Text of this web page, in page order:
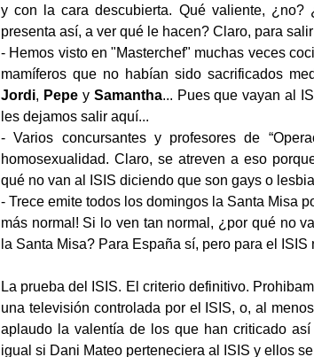
y con la cara descubierta. Qué valiente,
presenta así, a ver qué le hacen? Claro, para
- Hemos visto en "Masterchef" muchas veces
mamíferos que no habían sido sacrificados
Jordi, Pepe y Samantha... Pues que vayan al
les dejamos salir aquí...
- Varios concursantes y profesores de
homosexualidad. Claro, se atreven a eso
qué no van al ISIS diciendo que son gays o
- Trece emite todos los domingos la Santa Misa
más normal! Si lo ven tan normal, ¿por qué no
la Santa Misa? Para España sí, pero para el
La prueba del ISIS. El criterio definitivo.
una televisión controlada por el ISIS, o, al
aplaudo la valentía de los que han criticado
igual si Dani Mateo perteneciera al ISIS y ellos